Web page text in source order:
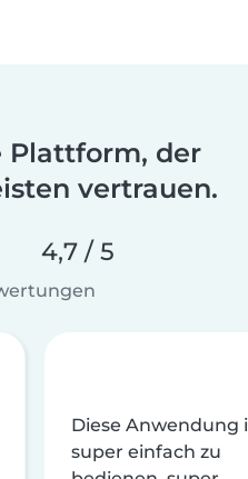
Plattform, der
vertrauen.
4,7 / 5
Diese Anwendung
super einfach zu